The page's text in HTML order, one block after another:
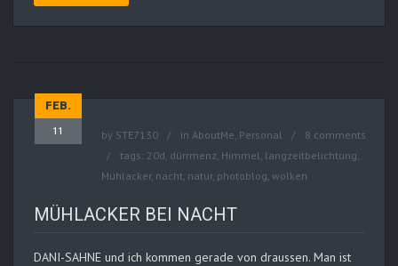
FEB.
11 by STE7130 in AboutMe Personal
8 comments
tags: 20d dürrmenz Himmel langzeitbelichtung
Mühlacker, nacht natur, photoblog wolken
MÜHLACKER BEI NACHT
DANI-SAHNE und ich kommen gerade von draussen. Man ist